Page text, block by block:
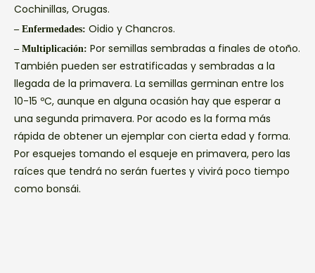
Cochinillas, Orugas.
– Enfermedades: Oidio y Chancros.
– Multiplicación: Por semillas sembradas a finales de otoño.
También pueden ser estratificadas y sembradas a la
llegada de la primavera. La semillas germinan entre los
10-15 ºC, aunque en alguna ocasión hay que esperar a
una segunda primavera. Por acodo es la forma más
rápida de obtener un ejemplar con cierta edad y forma.
Por esquejes tomando el esqueje en primavera, pero las
raíces que tendrá no serán fuertes y vivirá poco tiempo
como bonsái.